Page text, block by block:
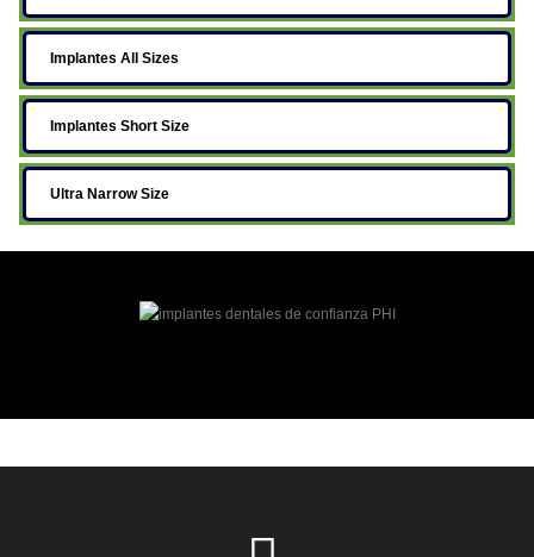
Implantes All Sizes
Implantes Short Size
Ultra Narrow Size